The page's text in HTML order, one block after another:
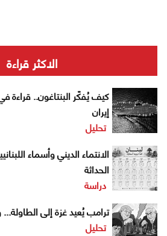
الاكثر قراءة
كيف يُفكّر البنتاغون.. قراءة
إيران
تحليل
الانتماء الديني وأسماء
الحداثة
دراسة
ترامب يُعيد غزة إلى
تحليل